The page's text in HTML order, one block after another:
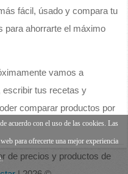
fácil, úsado y compara tu
para ahorrarte el máximo
vamos a
escribir tus recetas y
comparar productos por
de precios y productos de
acuerdo con el uso de las cookies. Las
para ofrecerte una mejor experiencia